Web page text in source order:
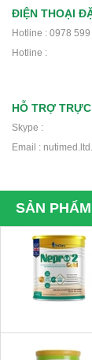
ĐIỆN THOẠI
Hotline : 0978
Hotline :
HỖ TRỢ
Skype :
Email :
SẢN